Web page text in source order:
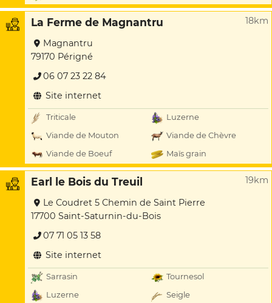
La Ferme de Magnantru 18km
Magnantru
79170 Périgné
06 07 23 22 84
Site internet
Triticale
Luzerne
Viande de Mouton
Viande de Chèvre
Viande de Boeuf
Maïs grain
Earl le Bois du Treuil 19km
Le Coudret 5 Chemin de Saint Pierre
17700 Saint-Saturnin-du-Bois
07 71 05 13 58
Site internet
Sarrasin
Tournesol
Luzerne
Seigle